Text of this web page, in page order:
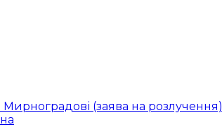
(заява на розлучення)